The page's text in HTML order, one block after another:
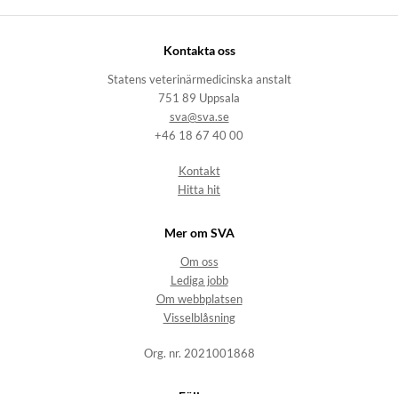
Kontakta oss
Statens veterinärmedicinska anstalt
751 89 Uppsala
sva@sva.se
+46 18 67 40 00
Kontakt
Hitta hit
Mer om SVA
Om oss
Lediga jobb
Om webbplatsen
Visselblåsning
Org. nr. 2021001868